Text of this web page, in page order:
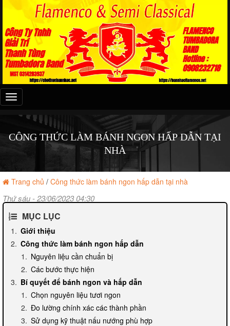
Đây
là
menu
CÔNG THỨC LÀM BÁNH NGON HẤP DẪN TẠI
NHÀ
Trang chủ / Công thức làm bánh ngon hấp dẫn tại nhà
Thứ sáu - 23/06/2023 04:30
MỤC LỤC
Giới thiệu
Công thức làm bánh ngon hấp dẫn
Nguyên liệu cần chuẩn bị
Các bước thực hiện
Bí quyết để bánh ngon và hấp dẫn
Chọn nguyên liệu tươi ngon
Đo lường chính xác các thành phần
Sử dụng kỹ thuật nấu nướng phù hợp